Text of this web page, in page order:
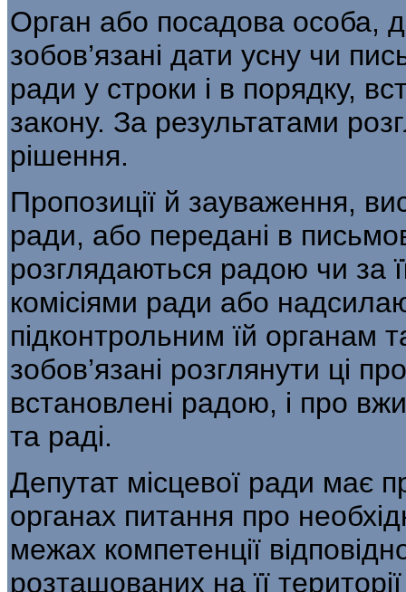
Орган або посадова особа,
зобов’язані дати усну чи
ради у строки і в порядку,
закону. За результатами
рішення.
Пропозиції й зауваження,
ради, або передані в
розглядаються радою чи за
комісіями ради або
підконтрольним їй органам
зобов’язані розглянути ці
встановлені радою, і про
та раді.
Депутат місцевої ради має
органах питання про
межах компетенції
розташованих на її